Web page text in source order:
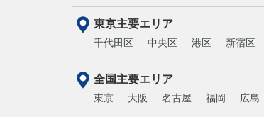
東京主要エリア
千代田区 中央区 港区 新宿区
全国主要エリア
東京 大阪 名古屋 福岡 広島